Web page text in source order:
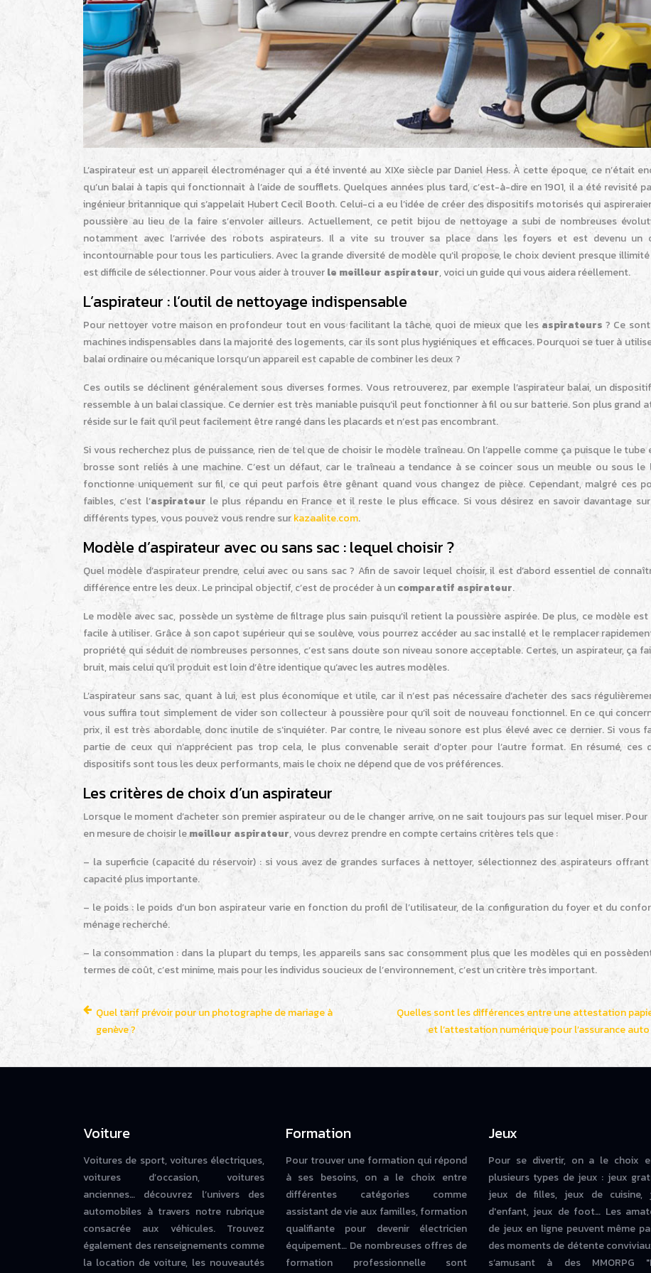
L’aspirateur est un appareil électroménager qui a été inventé au XIXe siècle par Daniel Hess. À cette époque, ce n’était
qu’un balai à tapis qui fonctionnait à l’aide de soufflets. Quelques années plus tard, c’est-à-dire en 1901, il a été revisité
ingénieur britannique qui s’appelait Hubert Cecil Booth. Celui-ci a eu l’idée de créer des dispositifs motorisés qui
poussière au lieu de la faire s’envoler ailleurs. Actuellement, ce petit bijou de nettoyage a subi de nombreuses
notamment avec l’arrivée des robots aspirateurs. Il a vite su trouver sa place dans les foyers et est devenu un
incontournable pour tous les particuliers. Avec la grande diversité de modèle qu’il propose, le choix devient presque
est difficile de sélectionner. Pour vous aider à trouverle meilleur aspirateur, voici un guide qui vous aidera réellement.
L’aspirateur : l’outil de nettoyage indispensable
Pour nettoyer votre maison en profondeur tout en vous facilitant la tâche, quoi de mieux que lesaspirateurs ? Ce
machines indispensables dans la majorité des logements, car ils sont plus hygiéniques et efficaces. Pourquoi se tuer à
balai ordinaire ou mécanique lorsqu’un appareil est capable de combiner les deux ?
Ces outils se déclinent généralement sous diverses formes. Vous retrouverez, par exemple l’aspirateur balai, un
ressemble à un balai classique. Ce dernier est très maniable puisqu’il peut fonctionner à fil ou sur batterie. Son plus grand
réside sur le fait qu’il peut facilement être rangé dans les placards et n’est pas encombrant.
Si vous recherchez plus de puissance, rien de tel que de choisir le modèle traîneau. On l’appelle comme ça puisque le tube
brosse sont reliés à une machine. C’est un défaut, car le traîneau a tendance à se coincer sous un meuble ou sous le
fonctionne uniquement sur fil, ce qui peut parfois être gênant quand vous changez de pièce. Cependant, malgré ces
faibles, c’est l’aspirateur le plus répandu en France et il reste le plus efficace. Si vous désirez en savoir davantage
différents types, vous pouvez vous rendre surkazaalite.com.
Modèle d’aspirateur avec ou sans sac : lequel choisir ?
Quel modèle d’aspirateur prendre, celui avec ou sans sac ? Afin de savoir lequel choisir, il est d’abord essentiel de
différence entre les deux. Le principal objectif, c’est de procéder à uncomparatif aspirateur.
Le modèle avec sac, possède un système de filtrage plus sain puisqu’il retient la poussière aspirée. De plus, ce modèle
facile à utiliser. Grâce à son capot supérieur qui se soulève, vous pourrez accéder au sac installé et le remplacer
propriété qui séduit de nombreuses personnes, c’est sans doute son niveau sonore acceptable. Certes, un aspirateur, ça
bruit, mais celui qu’il produit est loin d’être identique qu’avec les autres modèles.
L’aspirateur sans sac, quant à lui, est plus économique et utile, car il n’est pas nécessaire d’acheter des sacs
vous suffira tout simplement de vider son collecteur à poussière pour qu’il soit de nouveau fonctionnel. En ce qui
prix, il est très abordable, donc inutile de s’inquiéter. Par contre, le niveau sonore est plus élevé avec ce dernier. Si vous
partie de ceux qui n’apprécient pas trop cela, le plus convenable serait d’opter pour l’autre format. En résumé, ces
dispositifs sont tous les deux performants, mais le choix ne dépend que de vos préférences.
Les critères de choix d’un aspirateur
Lorsque le moment d’acheter son premier aspirateur ou de le changer arrive, on ne sait toujours pas sur lequel miser.
en mesure de choisir lemeilleur aspirateur, vous devrez prendre en compte certains critères tels que :
– la superficie (capacité du réservoir) : si vous avez de grandes surfaces à nettoyer, sélectionnez des aspirateurs
capacité plus importante.
– le poids : le poids d’un bon aspirateur varie en fonction du profil de l’utilisateur, de la configuration du foyer et du
ménage recherché.
– la consommation : dans la plupart du temps, les appareils sans sac consomment plus que les modèles qui en
termes de coût, c’est minime, mais pour les individus soucieux de l’environnement, c’est un critère très important.
Quel tarif prévoir pour un photographe de mariage à
genève ?
Quelles sont les différences entre une attestation
et l’attestation numérique pour l’assurance auto
Voiture
Voitures de sport, voitures électriques,
voitures d’occasion, voitures
anciennes… découvrez l’univers des
automobiles à travers notre rubrique
consacrée aux véhicules. Trouvez
également des renseignements comme
la location de voiture, les nouveautés
Formation
Pour trouver une formation qui répond
à ses besoins, on a le choix entre
différentes catégories comme
assistant de vie aux familles, formation
qualifiante pour devenir électricien
équipement… De nombreuses offres de
formation professionnelle sont
Jeux
Pour se divertir, on a le choix
plusieurs types de jeux : jeux
jeux de filles, jeux de cuisine,
d'enfant, jeux de foot… Les
de jeux en ligne peuvent même
des moments de détente
s’amusant à des MMORPG